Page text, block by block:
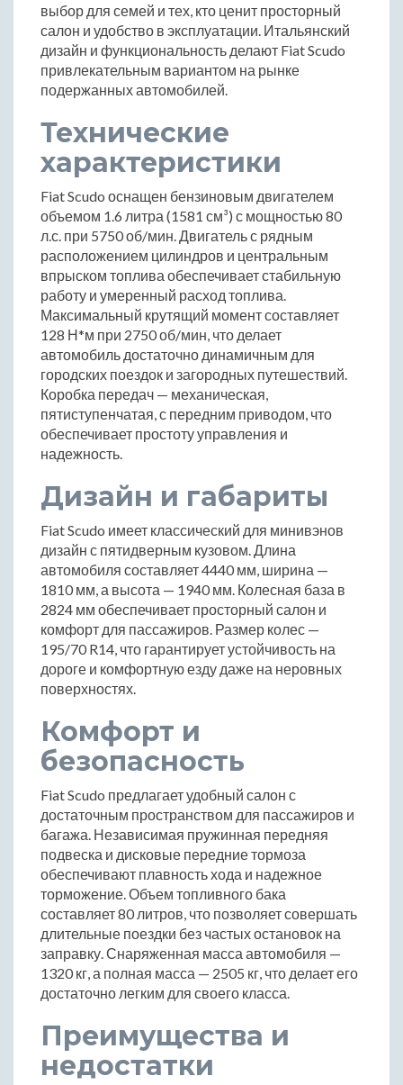
выбор для семей и тех, кто ценит просторный
салон и удобство в эксплуатации. Итальянский
дизайн и функциональность делают Fiat Scudo
привлекательным вариантом на рынке
подержанных автомобилей.
Технические
характеристики
Fiat Scudo оснащен бензиновым двигателем
объемом 1.6 литра (1581 см³) с мощностью 80
л.с. при 5750 об/мин. Двигатель с рядным
расположением цилиндров и центральным
впрыском топлива обеспечивает стабильную
работу и умеренный расход топлива.
Максимальный крутящий момент составляет
128 Н*м при 2750 об/мин, что делает
автомобиль достаточно динамичным для
городских поездок и загородных путешествий.
Коробка передач — механическая,
пятиступенчатая, с передним приводом, что
обеспечивает простоту управления и
надежность.
Дизайн и габариты
Fiat Scudo имеет классический для минивэнов
дизайн с пятидверным кузовом. Длина
автомобиля составляет 4440 мм, ширина —
1810 мм, а высота — 1940 мм. Колесная база в
2824 мм обеспечивает просторный салон и
комфорт для пассажиров. Размер колес —
195/70 R14, что гарантирует устойчивость на
дороге и комфортную езду даже на неровных
поверхностях.
Комфорт и
безопасность
Fiat Scudo предлагает удобный салон с
достаточным пространством для пассажиров и
багажа. Независимая пружинная передняя
подвеска и дисковые передние тормоза
обеспечивают плавность хода и надежное
торможение. Объем топливного бака
составляет 80 литров, что позволяет совершать
длительные поездки без частых остановок на
заправку. Снаряженная масса автомобиля —
1320 кг, а полная масса — 2505 кг, что делает его
достаточно легким для своего класса.
Преимущества и
недостатки